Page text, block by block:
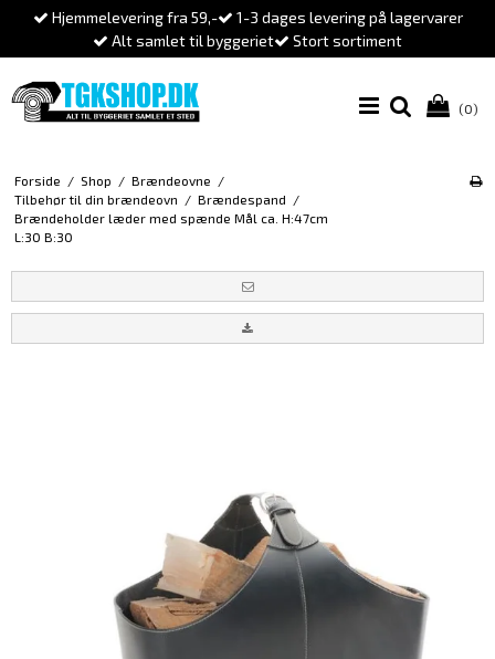
Hjemmelevering fra 59,-
1-3 dages levering på lagervarer
Alt samlet til byggeriet
Stort sortiment
(0)
Forside / Shop / Brændeovne /
Tilbehør til din brændeovn / Brændespand /
Brændeholder læder med spænde Mål ca. H:47cm
L:30 B:30